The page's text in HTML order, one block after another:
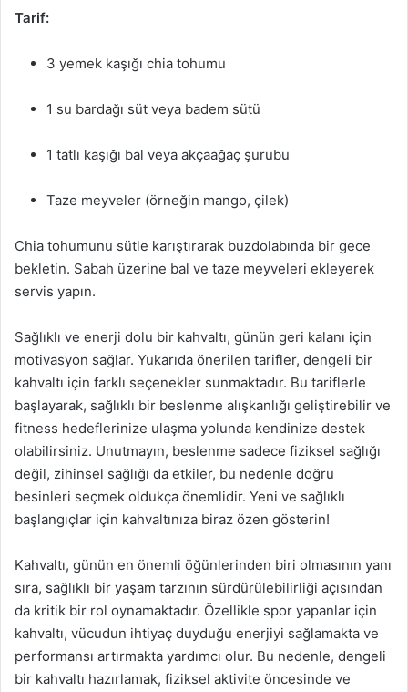
Tarif:
3 yemek kaşığı chia tohumu
1 su bardağı süt veya badem sütü
1 tatlı kaşığı bal veya akçaağaç şurubu
Taze meyveler (örneğin mango, çilek)
Chia tohumunu sütle karıştırarak buzdolabında bir gece
bekletin. Sabah üzerine bal ve taze meyveleri ekleyerek
servis yapın.
Sağlıklı ve enerji dolu bir kahvaltı, günün geri kalanı için
motivasyon sağlar. Yukarıda önerilen tarifler, dengeli bir
kahvaltı için farklı seçenekler sunmaktadır. Bu tariflerle
başlayarak, sağlıklı bir beslenme alışkanlığı geliştirebilir ve
fitness hedeflerinize ulaşma yolunda kendinize destek
olabilirsiniz. Unutmayın, beslenme sadece fiziksel sağlığı
değil, zihinsel sağlığı da etkiler, bu nedenle doğru
besinleri seçmek oldukça önemlidir. Yeni ve sağlıklı
başlangıçlar için kahvaltınıza biraz özen gösterin!
Kahvaltı, günün en önemli öğünlerinden biri olmasının yanı
sıra, sağlıklı bir yaşam tarzının sürdürülebilirliği açısından
da kritik bir rol oynamaktadır. Özellikle spor yapanlar için
kahvaltı, vücudun ihtiyaç duyduğu enerjiyi sağlamakta ve
performansı artırmakta yardımcı olur. Bu nedenle, dengeli
bir kahvaltı hazırlamak, fiziksel aktivite öncesinde ve